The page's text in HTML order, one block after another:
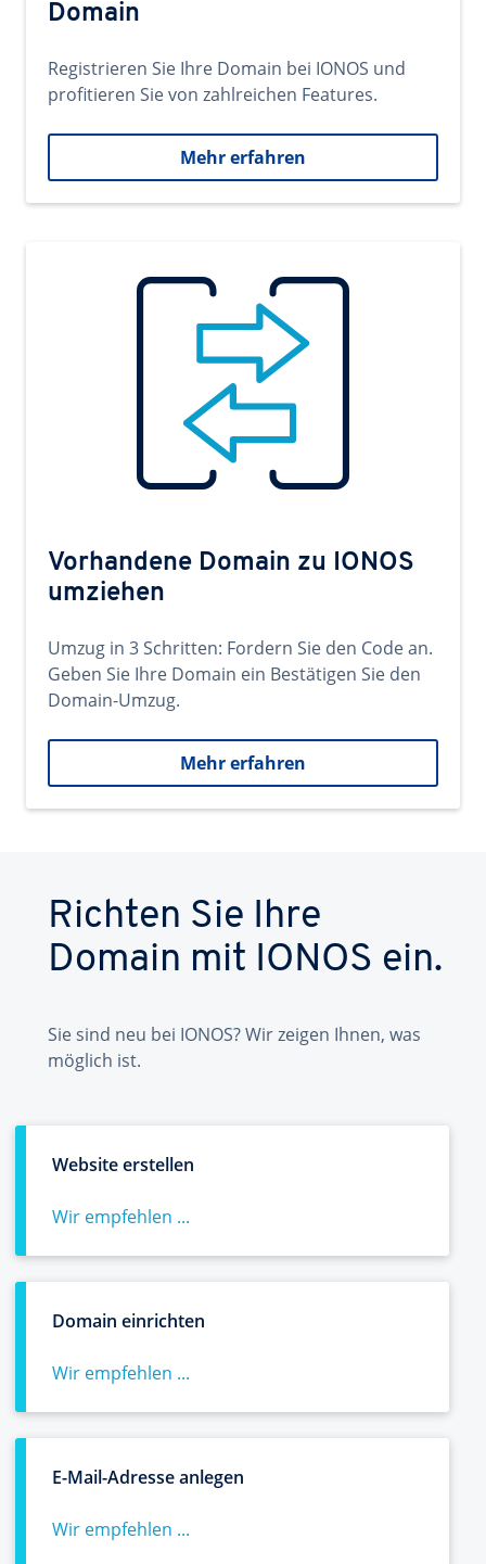
Domain
Registrieren Sie Ihre Domain bei IONOS und
profitieren Sie von zahlreichen Features.
Mehr erfahren
Vorhandene Domain zu IONOS
umziehen
Umzug in 3 Schritten: Fordern Sie den Code an.
Geben Sie Ihre Domain ein Bestätigen Sie den
Domain-Umzug.
Mehr erfahren
Richten Sie Ihre
Domain mit IONOS ein.
Sie sind neu bei IONOS? Wir zeigen Ihnen, was
möglich ist.
Website erstellen
Wir empfehlen ...
Domain einrichten
Wir empfehlen ...
E-Mail-Adresse anlegen
Wir empfehlen ...